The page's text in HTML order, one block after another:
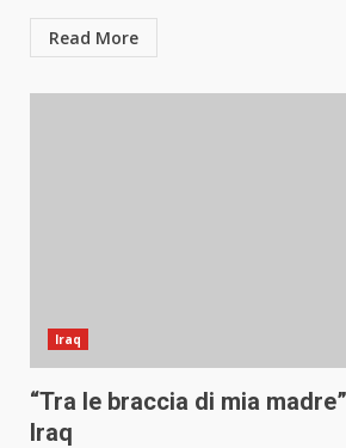
Read More
Iraq
“Tra le braccia di mia
Iraq